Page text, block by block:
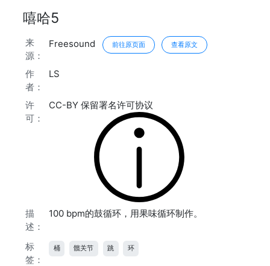
嘻哈5
来
源：
Freesound 前往原页面 查看原文
作
者：
LS
许
可：
CC-BY 保留署名许可协议
描
述：
100 bpm的鼓循环，用果味循环制作。
标
签：
桶 髋关节 跳 环